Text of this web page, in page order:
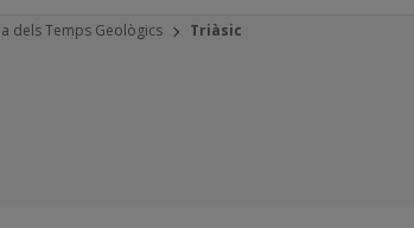
dels Temps Geològics Triàsic